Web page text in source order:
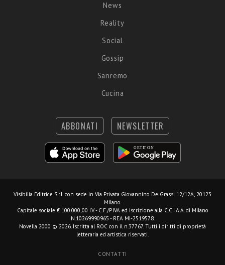
News
Reality
Social
Gossip
Sanremo
Cucina
ABBONATI NEWSLETTER
Visibilia Editrice S.r.l. con sede in Via Privata Giovannino De Grassi 12/12A, 20123
Milano.
Capitale sociale € 100.000,00 I.V. - C.F./P.IVA ed iscrizione alla C.C.I.A.A. di Milano
N.10269990965 - REA MI-2519578.
Novella 2000 © 2026. Iscritta al ROC con il n.37767. Tutti i diritti di proprietà
letteraria ed artistica riservati.
CONTATTI